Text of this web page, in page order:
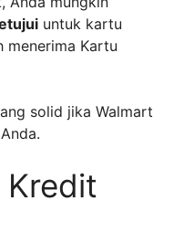
untuk kartu
menerima Kartu
solid jika Walmart